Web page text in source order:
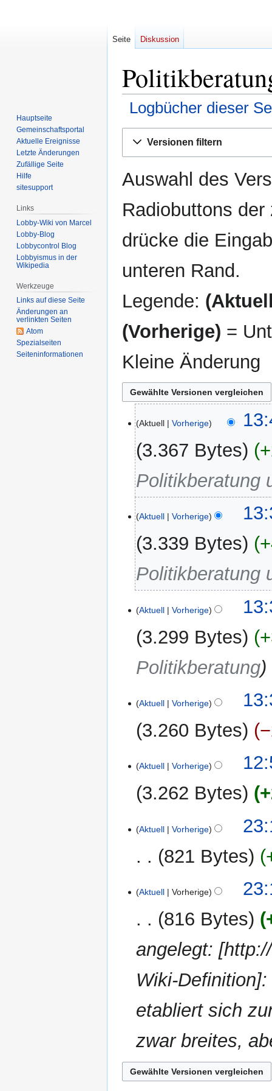
Logbücher dieser
Navigation
Suche
Versionen filtern
Auswahl des
Radiobuttons
drücke die
unteren Rand.
Legende:
(Vorherige) =
Kleine Änderung
April
2007
Aktuell Vorherige
3.367 Bytes
Politikberatung
Aktuell Vorherige
3.339 Bytes
Politikberatung
Aktuell Vorherige
3.299 Bytes
Politikberatung
Aktuell Vorherige
3.260 Bytes
Aktuell Vorherige
3.262 Bytes
e
e
r
e
t
u
g
z
s
a
AprilAktuell Vorherige
821 Bytes
e
B
e
a
r
e
t
n
g
Aktuell Vorherige
816 Bytes
angelegt:
Wiki-
etabliert sich
zwar breites,
Seite Diskussion
Hauptseite
Gemeinschafts­portal
Aktuelle Ereignisse
Letzte Änderungen
Zufällige Seite
Hilfe
sitesupport
Links
Lobby-Wiki von Marcel
Lobby-Blog
Lobbycontrol Blog
Lobbyismus in der
Wikipedia
Werkzeuge
Links auf diese Seite
Änderungen an
verlinkten Seiten
Atom
Spezialseiten
Seiten­­informationen